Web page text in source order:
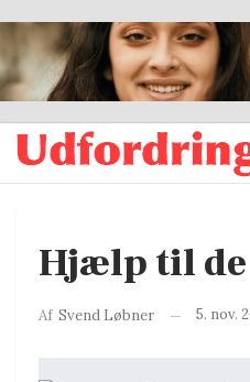
Hjælp til
Af Svend Løbner 5. nov.